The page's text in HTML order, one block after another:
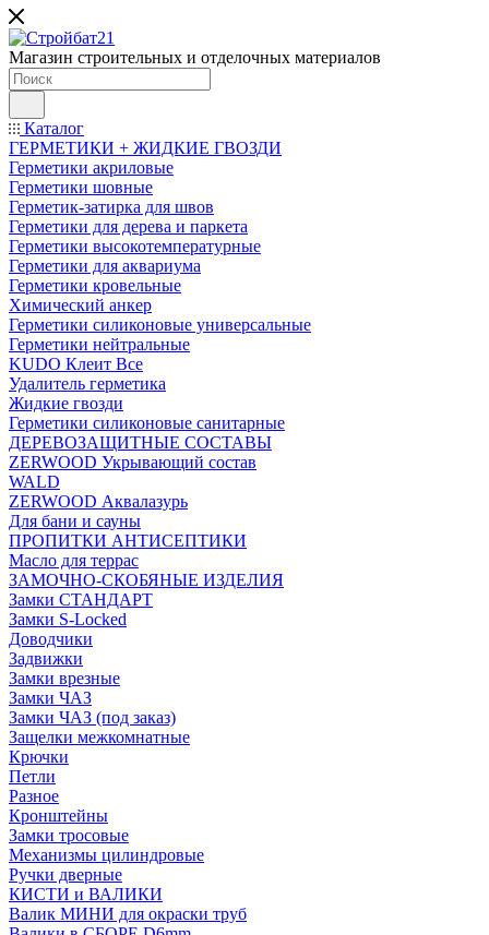
Магазин строительных и отделочных материалов
Каталог
ГЕРМЕТИКИ + ЖИДКИЕ ГВОЗДИ
Герметики акриловые
Герметики шовные
Герметик-затирка для швов
Герметики для дерева и паркета
Герметики высокотемпературные
Герметики для аквариума
Герметики кровельные
Химический анкер
Герметики силиконовые универсальные
Герметики нейтральные
KUDO Клеит Все
Удалитель герметика
Жидкие гвозди
Герметики силиконовые санитарные
ДЕРЕВОЗАЩИТНЫЕ СОСТАВЫ
ZERWOOD Укрывающий состав
WALD
ZERWOOD Аквалазурь
Для бани и сауны
ПРОПИТКИ АНТИСЕПТИКИ
Масло для террас
ЗАМОЧНО-СКОБЯНЫЕ ИЗДЕЛИЯ
Замки СТАНДАРТ
Замки S-Locked
Доводчики
Задвижки
Замки врезные
Замки ЧАЗ
Замки ЧАЗ (под заказ)
Защелки межкомнатные
Крючки
Петли
Разное
Кронштейны
Замки тросовые
Механизмы цилиндровые
Ручки дверные
КИСТИ и ВАЛИКИ
Валик МИНИ для окраски труб